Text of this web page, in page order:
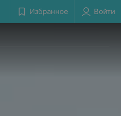
Избранное Войти